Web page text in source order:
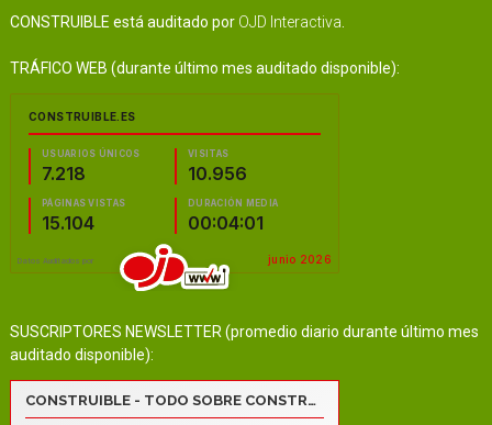
CONSTRUIBLE está auditado por OJD Interactiva.
TRÁFICO WEB (durante último mes auditado disponible):
SUSCRIPTORES NEWSLETTER (promedio diario durante último mes
auditado disponible):